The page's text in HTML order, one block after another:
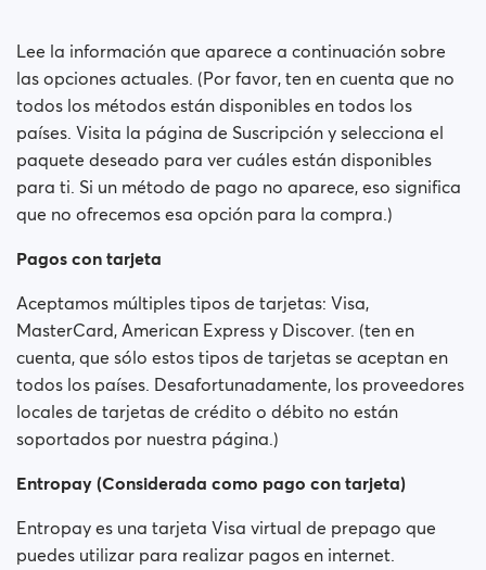
¿El pago es seguro?
¿La suscripción se paga mensualmente?
¿Mi suscripción se renovará automáticamente?
¿Tuvo usted problemas al intentar comprar una
membresía?
Cómo solicito un reembolso?
No puedo pagar / La tarjeta es rechazada
Pagó pero no obtuvo la prima (Neteller / ApplePay /
GooglePay)
Cómo cancelar la suscripción en caso de pago de
Apple?
Lee la información que aparece a continuación sobre
las opciones actuales. (Por favor, ten en cuenta que no
todos los métodos están disponibles en todos los
países. Visita la página de Suscripción y selecciona el
paquete deseado para ver cuáles están disponibles
para ti. Si un método de pago no aparece, eso significa
que no ofrecemos esa opción para la compra.)
Pagos con tarjeta
Aceptamos múltiples tipos de tarjetas: Visa,
MasterCard, American Express y Discover. (ten en
cuenta, que sólo estos tipos de tarjetas se aceptan en
todos los países. Desafortunadamente, los proveedores
locales de tarjetas de crédito o débito no están
soportados por nuestra página.)
Entropay (Considerada como pago con tarjeta)
Entropay es una tarjeta Visa virtual de prepago que
puedes utilizar para realizar pagos en internet.